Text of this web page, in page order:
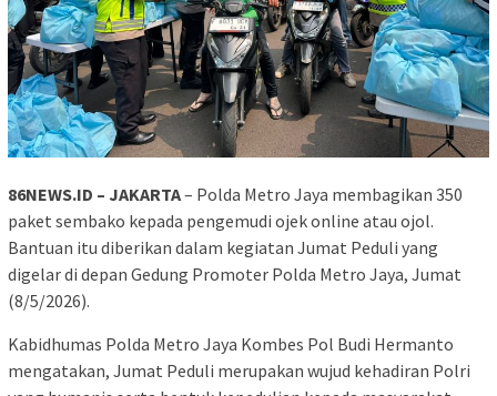
86NEWS.ID – JAKARTA– Polda Metro Jaya membagikan 350
paket sembako kepada pengemudi ojek online atau ojol.
Bantuan itu diberikan dalam kegiatan Jumat Peduli yang
digelar di depan Gedung Promoter Polda Metro Jaya, Jumat
(8/5/2026).
Kabidhumas Polda Metro Jaya Kombes Pol Budi Hermanto
mengatakan, Jumat Peduli merupakan wujud kehadiran Polri